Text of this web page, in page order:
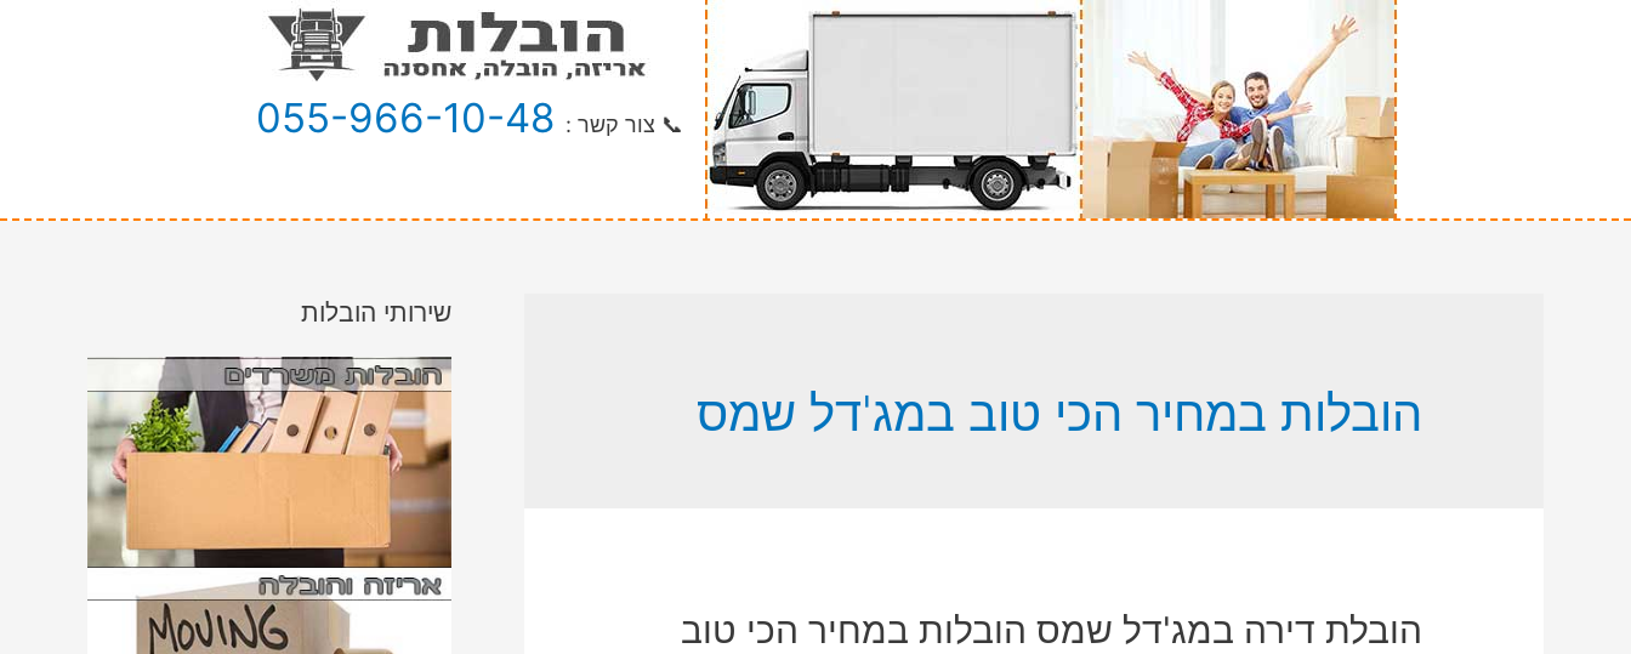
📞 צור קשר : 055-966-10-48
הובלות במחיר הכי טוב במג'דל שמס
הובלת דירה במג'דל שמס הובלות במחיר הכי טוב
שירותי הובלות